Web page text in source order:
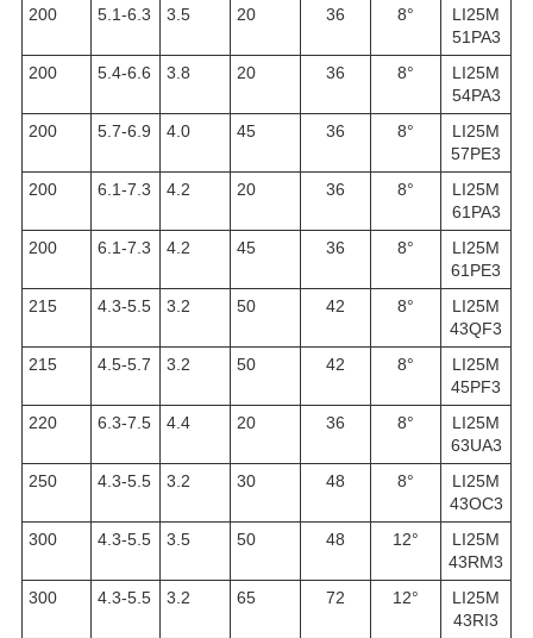
200
5.1-6.3 3.5 20 36 8°
LI25M
51PA3
200
5.4-6.6 3.8 20 36 8°
LI25M
54PA3
200
5.7-6.9 4.0 45 36 8°
LI25M
57PE3
200
6.1-7.3 4.2 20 36 8°
LI25M
61PA3
200
6.1-7.3 4.2 45 36 8°
LI25M
61PE3
215
4.3-5.5 3.2 50 42 8°
LI25M
43QF3
215
4.5-5.7 3.2 50 42 8°
LI25M
45PF3
220
6.3-7.5 4.4 20 36 8°
LI25M
63UA3
250
4.3-5.5 3.2 30 48 8°
LI25M
43OC3
300
4.3-5.5 3.5 50 48 12°
LI25M
43RM3
300
4.3-5.5 3.2 65 72 12°
LI25M
43RI3